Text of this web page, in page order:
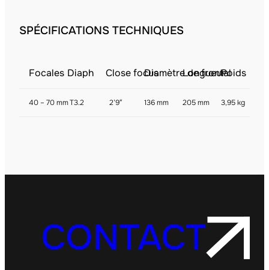
SPÉCIFICATIONS TECHNIQUES
Focales Diaph Close focusDiamètre de frontal
LongueurPoids
40 – 70 mmT3.2 2’9″ 136 mm 205 mm 3,95 kg
CONTACT